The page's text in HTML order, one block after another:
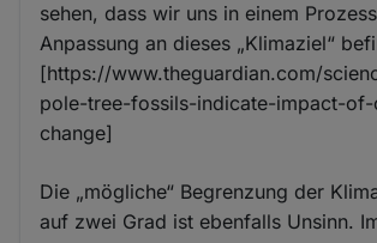
sehen, dass wir uns in einem
Anpassung an dieses „Klimaziel“
[https://www.theguardian.com/
pole-tree-fossils-indicate-impact-of-
change]
Die „mögliche“ Begrenzung der
auf zwei Grad ist ebenfalls Unsinn.